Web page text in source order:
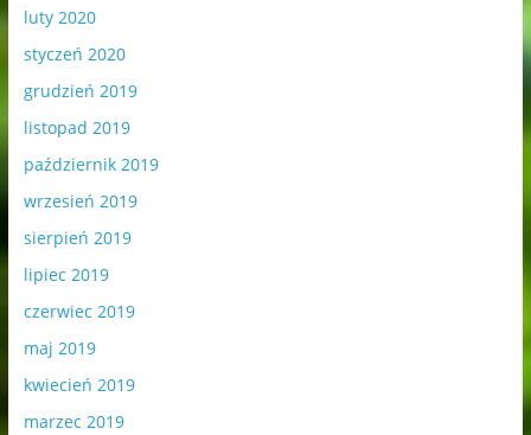
luty 2020
styczeń 2020
grudzień 2019
listopad 2019
październik 2019
wrzesień 2019
sierpień 2019
lipiec 2019
czerwiec 2019
maj 2019
kwiecień 2019
marzec 2019